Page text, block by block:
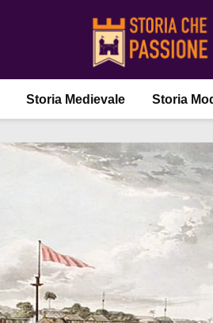
Storia Medievale Storia